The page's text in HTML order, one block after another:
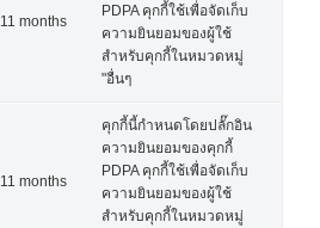
11 months
PDPA คุกกี้ใช้เพื่อจัดเก็บ
ความยินยอมของผู้ใช้
สำหรับคุกกี้ในหมวดหมู่
"อื่นๆ
11 months
คุกกี้นี้กำหนดโดยปลั๊กอิน
ความยินยอมของคุกกี้
PDPA คุกกี้ใช้เพื่อจัดเก็บ
ความยินยอมของผู้ใช้
สำหรับคุกกี้ในหมวดหมู่